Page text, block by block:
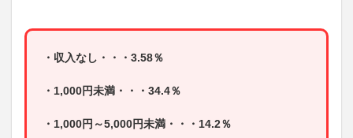
・収入なし・・・3.58％
・1,000円未満・・・34.4％
・1,000円～5,000円未満・・・14.2％